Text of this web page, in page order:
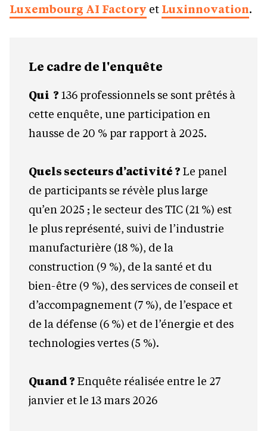
Luxembourg AI Factory et Luxinnovation.
Le cadre de l'enquête
Qui ? 136 professionnels se sont prêtés à
cette enquête, une participation en
hausse de 20 % par rapport à 2025.
Quels secteurs d’activité ? Le panel
de participants se révèle plus large
qu’en 2025 ; le secteur des TIC (21 %) est
le plus représenté, suivi de l’industrie
manufacturière (18 %), de la
construction (9 %), de la santé et du
bien-être (9 %), des services de conseil et
d’accompagnement (7 %), de l’espace et
de la défense (6 %) et de l’énergie et des
technologies vertes (5 %).
Quand ? Enquête réalisée entre le 27
janvier et le 13 mars 2026